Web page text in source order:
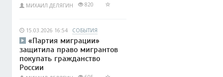
МИХАИЛ ДЕЛЯГИН 820
15.03.2026 16:54 СОБЫТИЯ
«Партия миграции»
защитила право мигрантов
покупать гражданство
России